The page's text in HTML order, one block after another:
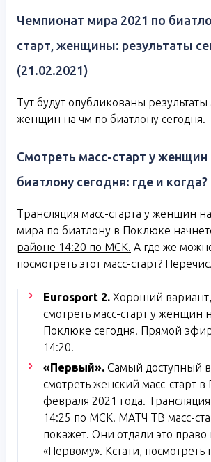
Чемпионат мира 2021 по
старт, женщины: результаты
(21.02.2021)
Тут будут опубликованы результаты
женщин на чм по биатлону сегодня.
Смотреть масс-старт у
биатлону сегодня: где и когда?
Трансляция масс-старта у женщин
мира по биатлону в Поклюке
районе 14:20 по МСК. А где же
посмотреть этот масс-старт?
Eurosport 2. Хороший
смотреть масс-старт у женщин
Поклюке сегодня. Прямой
14:20.
«Первый». Самый доступный
смотреть женский масс-старт
февраля 2021 года. Трансляция
14:25 по МСК. МАТЧ ТВ масс-
покажет. Они отдали это
«Первому». Кстати, посмотреть